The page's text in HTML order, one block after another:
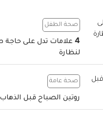
صحة الطفل
4 علامات تدل على
لنظارة
صحة عامة
روتين الصباح قبل